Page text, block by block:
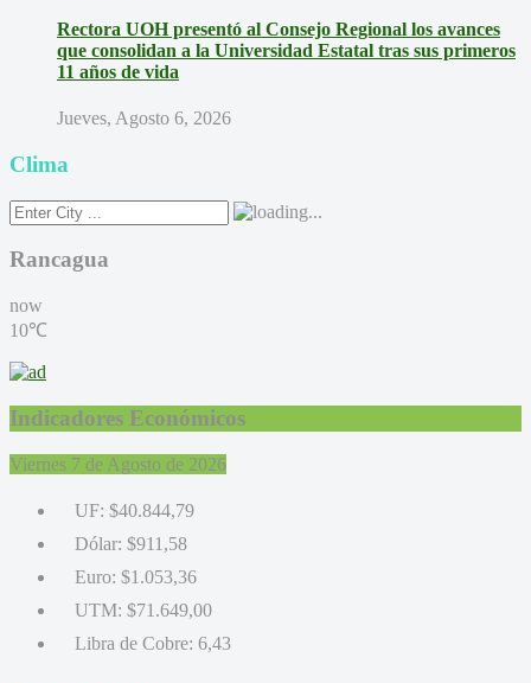
Rectora UOH presentó al Consejo Regional los avances
que consolidan a la Universidad Estatal tras sus primeros
11 años de vida
Jueves, Agosto 6, 2026
Clima
Rancagua
now
10℃
Indicadores Económicos
Viernes 7 de Agosto de 2026
UF: $40.844,79
Dólar: $911,58
Euro: $1.053,36
UTM: $71.649,00
Libra de Cobre: 6,43